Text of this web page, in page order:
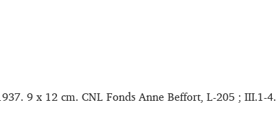
9 x 12 cm. CNL Fonds Anne Beffort, L-205 ; III.1-4.